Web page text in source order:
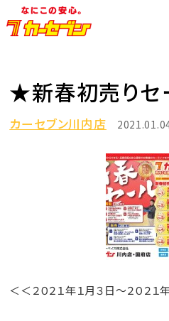
★新春初売り
カーセブン川内店
＜＜２０２１年１月３日～２０２１